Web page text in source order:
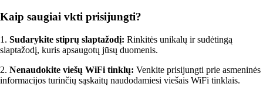
Kaip saugiai vkti prisijungti?
1. Sudarykite stiprų slaptažodį: Rinkitės unikalų ir sudėtingą
slaptažodį, kuris apsaugotų jūsų duomenis.
2. Nenaudokite viešų WiFi tinklų: Venkite prisijungti prie asmeninės
informacijos turinčių sąskaitų naudodamiesi viešais WiFi tinklais.